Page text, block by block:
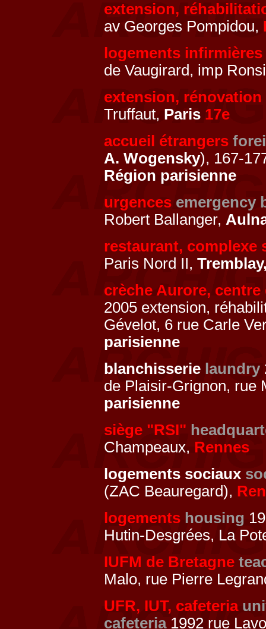
extension,
av Georges Pompidou,
logements infirmières
de Vaugirard, imp
extension,
Truffaut, Paris 17e
accueil étrangers
A. Wogensky), 167-
Région parisienne
urgences emergency
Robert Ballanger,
restaurant, complexe
Paris Nord II,
crèche Aurore,
2005 extension,
Gévelot, 6 rue Carle
parisienne
blanchisserie laundry
de Plaisir-Grignon, rue
parisienne
siège "RSI"
Champeaux, Rennes
logements sociaux
(ZAC Beauregard),
logements housing
Hutin-Desgrées, La
IUFM de Bretagne
Malo, rue Pierre
UFR, IUT, cafeteria
cafeteria1992 rue